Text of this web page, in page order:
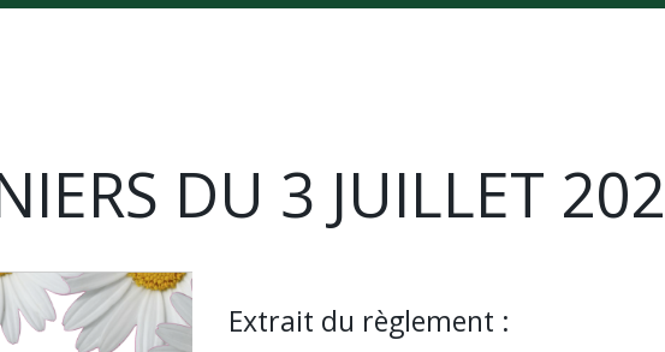
DU 3 JUILLET
Extrait du règlement :